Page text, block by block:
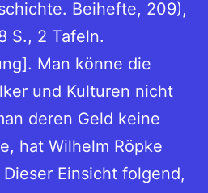
Beihefte, 209),
S., 2 Tafeln.
Man könne die
und Kulturen nicht
deren Geld keine
hat Wilhelm Röpke
Einsicht folgend,